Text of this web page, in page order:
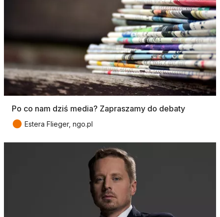
Po co nam dziś media? Zapraszamy do debaty
● Estera Flieger, ngo.pl